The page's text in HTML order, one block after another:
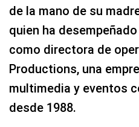
de la mano de su
quien ha
como directora de
Productions, una
multimedia y eventos
desde 1988.